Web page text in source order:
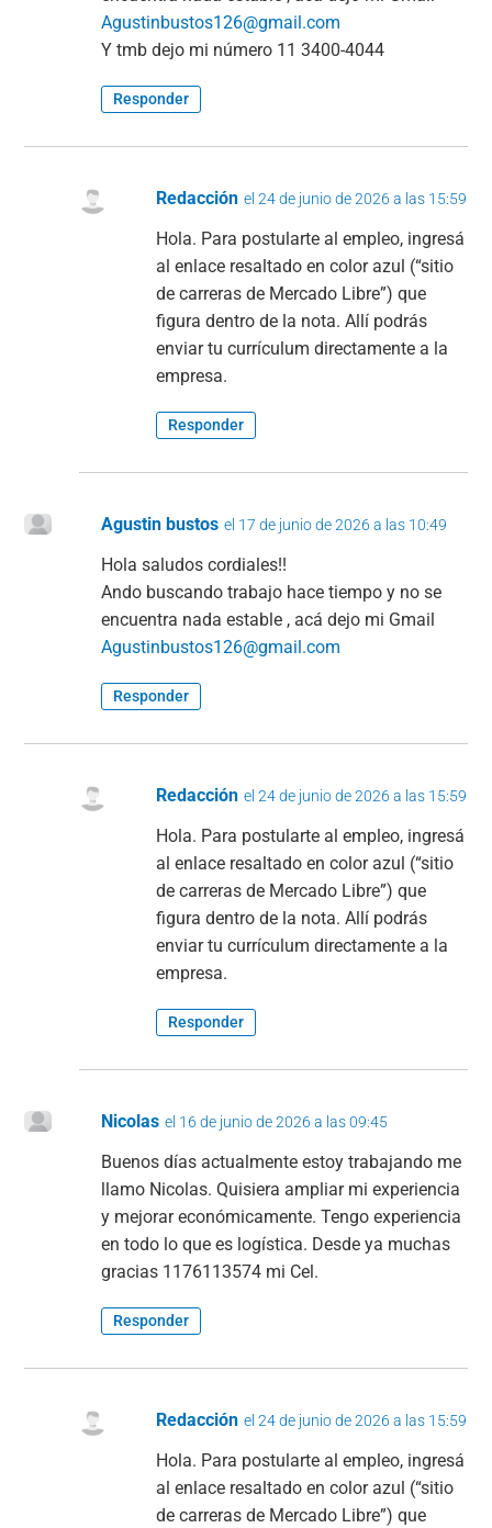
Agustinbustos126@gmail.com
Y tmb dejo mi número 11 3400-4044
Responder
Redacción el 24 de junio de 2026 a las 15:59
Hola. Para postularte al empleo, ingresá
al enlace resaltado en color azul (“sitio
de carreras de Mercado Libre”) que
figura dentro de la nota. Allí podrás
enviar tu currículum directamente a la
empresa.
Responder
Agustin bustos el 17 de junio de 2026 a las 10:49
Hola saludos cordiales!!
Ando buscando trabajo hace tiempo y no se
encuentra nada estable , acá dejo mi Gmail
Agustinbustos126@gmail.com
Responder
Redacción el 24 de junio de 2026 a las 15:59
Hola. Para postularte al empleo, ingresá
al enlace resaltado en color azul (“sitio
de carreras de Mercado Libre”) que
figura dentro de la nota. Allí podrás
enviar tu currículum directamente a la
empresa.
Responder
Nicolas el 16 de junio de 2026 a las 09:45
Buenos días actualmente estoy trabajando me
llamo Nicolas. Quisiera ampliar mi experiencia
y mejorar económicamente. Tengo experiencia
en todo lo que es logística. Desde ya muchas
gracias 1176113574 mi Cel.
Responder
Redacción el 24 de junio de 2026 a las 15:59
Hola. Para postularte al empleo, ingresá
al enlace resaltado en color azul (“sitio
de carreras de Mercado Libre”) que